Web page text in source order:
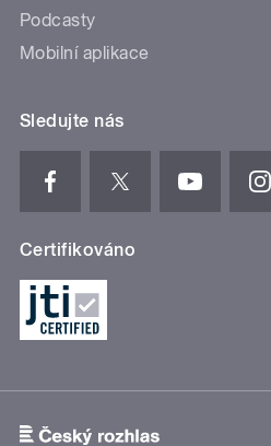
Podcasty
Mobilní aplikace
Sledujte nás
Certifikováno